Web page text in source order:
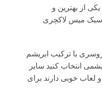
یکی از بهترین و
سبک میس لاکچری
با ترکیب ابریشم
انتخاب کنید سایر
خوبی دارند برای